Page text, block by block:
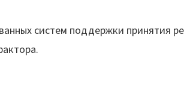
систем поддержки принятия